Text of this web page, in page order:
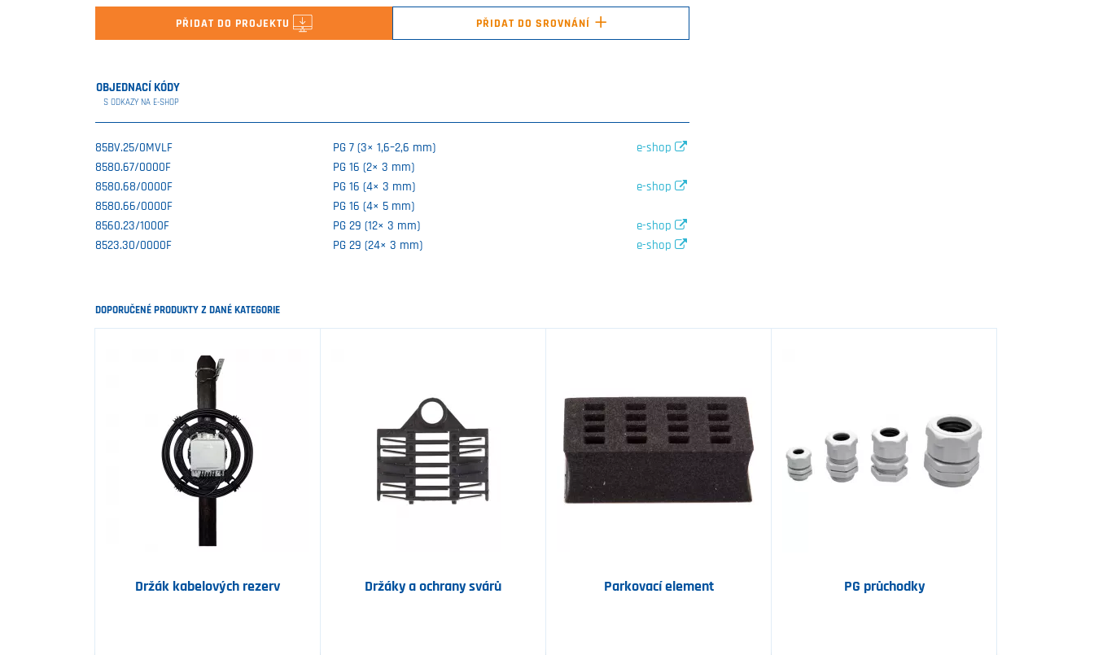
PŘIDAT DO PROJEKTU PŘIDAT DO SROVNÁNÍ +
OBJEDNACÍ KÓDY
S ODKAZY NA E-SHOP
85BV.25/0MVLF PG 7 (3× 1,6–2,6 mm)
e-shop
8580.67/0000F
PG 16 (2× 3 mm)
8580.68/0000F
PG 16 (4× 3 mm)
e-shop
8580.66/0000F
PG 16 (4× 5 mm)
8560.23/1000F
PG 29 (12× 3 mm)
e-shop
8523.30/0000F
PG 29 (24× 3 mm) e-shop
DOPORUČENÉ PRODUKTY Z DANÉ KATEGORIE
Držák kabelových rezerv Držáky a ochrany svárů Parkovací element PG průchodky